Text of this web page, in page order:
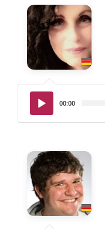
Audio-
Player
00:00